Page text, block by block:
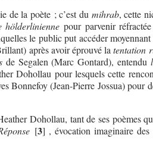
de la poète ; c’est du mihrab, cette
hölderlinienne pour parvenir
le public put accéder
après avoir éprouvé latentation
de Segalen (Marc Gontard), entendu
Dohollau pour lesquels cette
Bonnefoy (Jean-Pierre Jossua) pour
Dohollau, tant de ses poèmes
[3] , évocation imaginaire des